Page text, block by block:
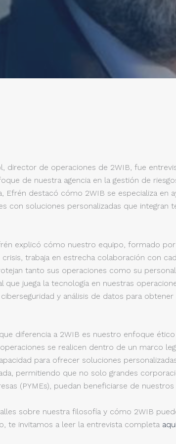
director de operaciones de 2WIB, fue
de nuestra agencia en la gestión de
Efrén destacó cómo 2WIB se especializa en
con soluciones personalizadas que integran
explicó cómo nuestro equipo, formado por
trabaja en estrecha colaboración con
tanto sus operaciones como su
que juega la tecnología en nuestras
y análisis de datos para
diferencia a 2WIB es nuestro enfoque
se realicen dentro de un marco
para ofrecer soluciones
permitiendo que no solo grandes
(PYMEs), puedan beneficiarse de nuestros
sobre nuestra filosofía y cómo 2WIB
te invitamos a leer la entrevista completa